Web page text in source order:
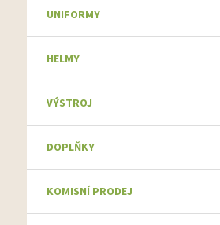
UNIFORMY
HELMY
VÝSTROJ
DOPLŇKY
KOMISNÍ PRODEJ